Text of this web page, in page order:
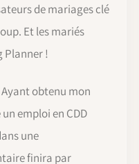
de mariages clé
Et les mariés
Planner !
obtenu mon
emploi en CDD
une
finira par